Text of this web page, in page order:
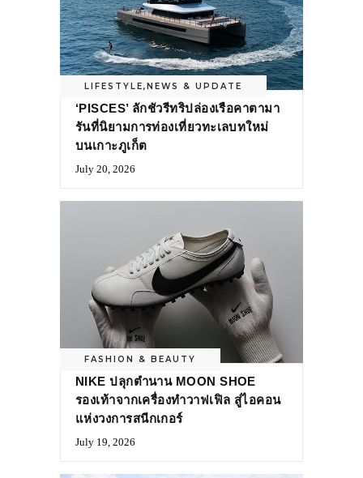
LIFESTYLE,NEWS & UPDATE
‘PISCES’ ลักชัวรีทริปล่องเรือคาตามา
รันที่นิยามการท่องเที่ยวทะเลบทใหม่
บนเกาะภูเก็ต
July 20, 2026
FASHION & BEAUTY
NIKE ปลุกตำนาน MOON SHOE
รองเท้าจากเครื่องทำวาฟเฟิล สู่ไอคอน
แห่งวงการสนีกเกอร์
July 19, 2026